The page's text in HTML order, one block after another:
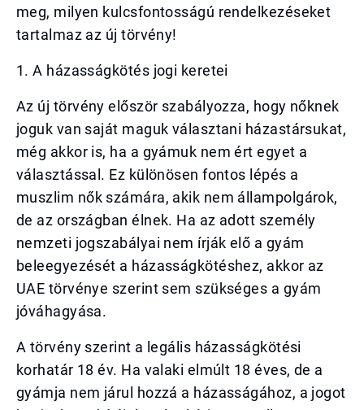
meg, milyen kulcsfontosságú rendelkezéseket
tartalmaz az új törvény!
1. A házasságkötés jogi keretei
Az új törvény először szabályozza, hogy nőknek
joguk van saját maguk választani házastársukat,
még akkor is, ha a gyámuk nem ért egyet a
választással. Ez különösen fontos lépés a
muszlim nők számára, akik nem állampolgárok,
de az országban élnek. Ha az adott személy
nemzeti jogszabályai nem írják elő a gyám
beleegyezését a házasságkötéshez, akkor az
UAE törvénye szerint sem szükséges a gyám
jóváhagyása.
A törvény szerint a legális házasságkötési
korhatár 18 év. Ha valaki elmúlt 18 éves, de a
gyámja nem járul hozzá a házasságához, a jogot